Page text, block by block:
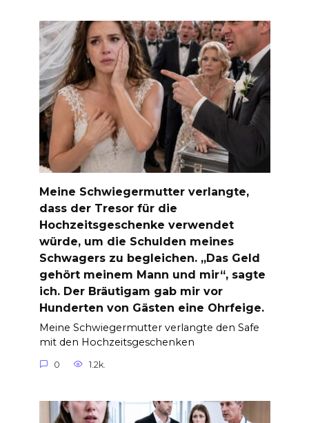
Meine Schwiegermutter verlangte,
dass der Tresor für die
Hochzeitsgeschenke verwendet
würde, um die Schulden meines
Schwagers zu begleichen. „Das Geld
gehört meinem Mann und mir“, sagte
ich. Der Bräutigam gab mir vor
Hunderten von Gästen eine Ohrfeige.
Meine Schwiegermutter verlangte den Safe
mit den Hochzeitsgeschenken
0 1.2k.